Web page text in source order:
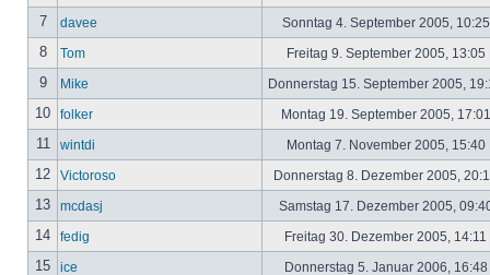
7 davee Sonntag 4. September 2005,
8 Tom Freitag 9. September 2005, 13:05
9 Mike Donnerstag 15. September 2005,
10 folker Montag 19. September 2005,
11 wintdi Montag 7. November 2005, 15:40
12 Victoroso Donnerstag 8. Dezember 2005,
13 mcdasj Samstag 17. Dezember 2005,
14 fedig Freitag 30. Dezember 2005, 14:11
15 ice Donnerstag 5. Januar 2006, 16:48